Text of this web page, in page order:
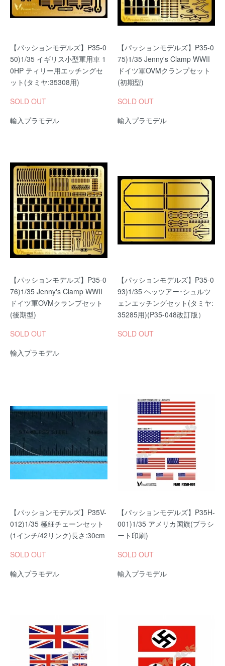
【パッションモデルズ】P35-0
50)1/35 イギリス小型軍用車 1
0HP ティリー用エッチングセ
ット(タミヤ:35308用)
SOLD OUT
輸入プラモデル
【パッションモデルズ】P35-0
75)1/35 Jenny's Clamp WWII
ドイツ軍OVMクランプセット
(初期型)
SOLD OUT
輸入プラモデル
【パッションモデルズ】P35-0
76)1/35 Jenny's Clamp WWII
ドイツ軍OVMクランプセット
(後期型)
SOLD OUT
輸入プラモデル
【パッションモデルズ】P35-0
93)1/35 ヘッツアー･シュルツ
ェンエッチングセット(タミヤ:
35285用)(P35-048改訂版）
SOLD OUT
【パッションモデルズ】P35V-
012)1/35 極細チェーンセット
(1インチ/42リンク)長さ:30cm
SOLD OUT
輸入プラモデル
【パッションモデルズ】P35H-
001)1/35 アメリカ国旗(プラシ
ート印刷)
SOLD OUT
輸入プラモデル